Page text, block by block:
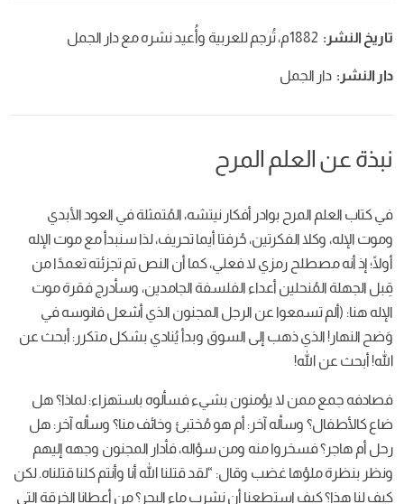
تاريخ النشر: 1882م، تُرجم للعربية وأُعيد نشره مع دار الجمل
دار النشر: دار الجمل
نبذة عن العلم المرح
في كتاب العلم المرح بوادر أفكار نيتشه، المُتمثلة في العود الأبدي
وموت الإله، وكلا الفكرتين، حُرفتا أيما تحريف، لذا سنبدأ مع موت الإله
أولًا؛ إذ أنه مصطلح رمزي لا فعلي، كما أن النص تم تجزئته تعمدًا من
قِبل الجهلة المُنحلين أعداء الفلسفة الجامدين، وسأدرج فقرة موت
الإله هنا: (ألم تسمعوا عن الرجل المجنون الذي أشعل فانوسه في
وَضح النهار! الذي ذهب إلى السوق وبدأ يُنادي بشكل متكرر: أبحث عن
الله! أبحث عن الله!
فصادفه جمع ممن لا يؤمنون بشيء فسألوه باستهزاء: لماذا؟ هل
ضاع كالأطفال؟ وسأله آخر: أم هو مُختبئ وخائف منا؟ وسأله آخر: هل
رحل أم هاجر؟ فسخروا منه ومن سؤاله، فأدار المجنون وجهه إليهم
ونظر بنظرة ملؤها غضب وقال: “لقد قتلنا الله أنا وأنتم كلنا قتلناه. لكن
كيف لنا هذا؟ كيف استطعنا أن نشرب ماء البحر؟ من أعطانا الخرقة التي